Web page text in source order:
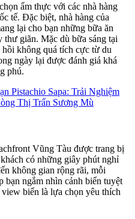
ẩm thực với các nhà hàng
tế. Đặc biệt, nhà hàng của
lại cho bạn những bữa ăn
thư giãn. Mặc dù bữa sáng tại
hồi không quá tích cực từ du
ngày lại được đánh giá khá
phú.
Pistachio Sapa: Trải Nghiệm
Thị Trấn Sương Mù
Vũng Tàu được trang bị
có những giây phút nghỉ
không gian rộng rãi, mỗi
bạn ngắm nhìn cảnh biển tuyệt
biển là lựa chọn yêu thích